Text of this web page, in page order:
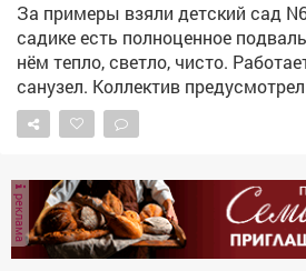
За примеры взяли детский сад N6 и
садике есть полноценное
нём тепло, светло, чисто.
санузел. Коллектив
медикаментов, воды и продуктов
Здесь могут укрыться не только
указатели! ❗️Здание школы №26 как раз не
предусматривает подвал.
оборудовали в помещениях без
стенами. Такие места называем
реклама